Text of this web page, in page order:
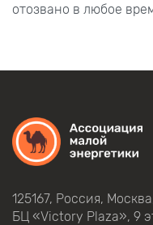
отозвано в любое
125167, Россия,
БЦ «Victory Plaza», 9